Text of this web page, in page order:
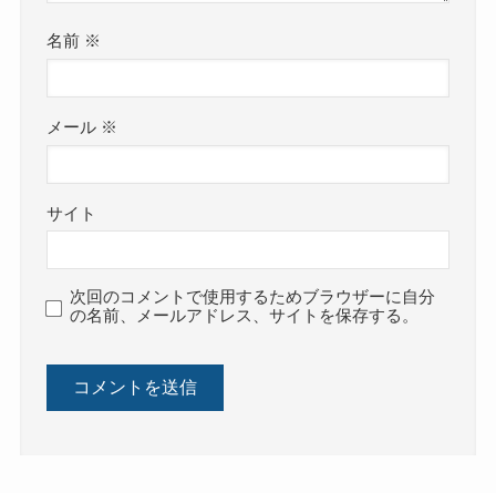
名前 ※
メール ※
サイト
次回のコメントで使用するためブラウザーに自分
の名前、メールアドレス、サイトを保存する。